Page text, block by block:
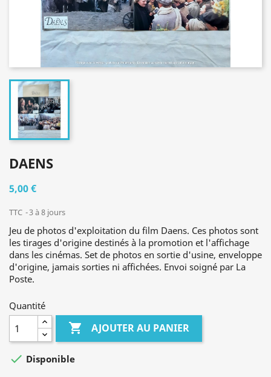
DAENS
5,00 €
TTC 3 à 8 jours
Jeu de photos d'exploitation du film Daens. Ces photos sont
les tirages d'origine destinés à la promotion et l'affichage
dans les cinémas. Set de photos en sortie d'usine, enveloppe
d'origine, jamais sorties ni affichées. Envoi soigné par La
Poste.
Quantité
 AJOUTER AU PANIER
 Disponible